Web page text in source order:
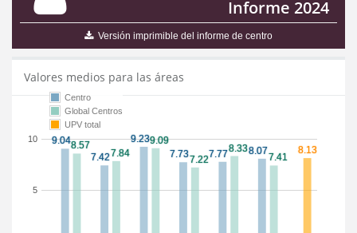
Informe 2024
Versión imprimible del informe de centro
Valores medios para las áreas
5
10
Centro
Global Centros
UPV total